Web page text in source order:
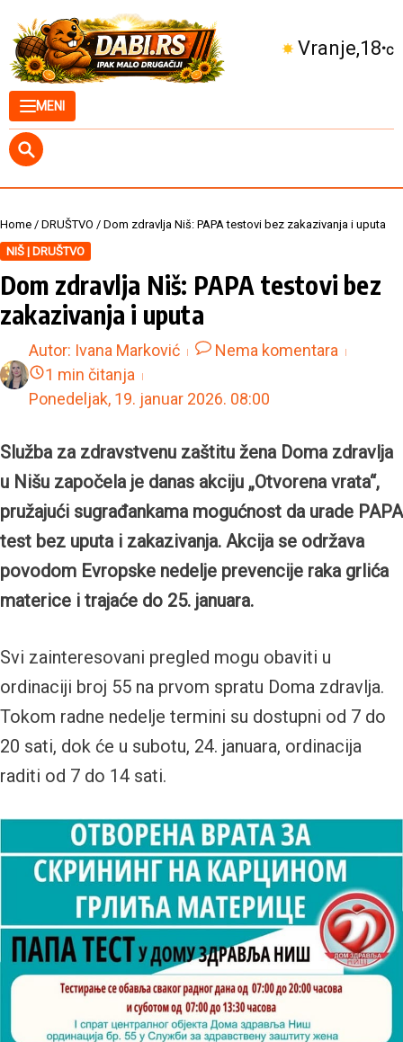
MENI
Kuršumlija 21°C
Home / DRUŠTVO / Dom zdravlja Niš: PAPA testovi bez zakazivanja i uputa
NIŠ | DRUŠTVO
Dom zdravlja Niš: PAPA testovi bez
zakazivanja i uputa
Autor: Ivana Marković
Nema komentara
1 min čitanja
Ponedeljak, 19. januar 2026. 08:00
Služba za zdravstvenu zaštitu žena Doma zdravlja
u Nišu započela je danas akciju „Otvorena vrata“,
pružajući sugrađankama mogućnost da urade PAPA
test bez uputa i zakazivanja. Akcija se održava
povodom Evropske nedelje prevencije raka grlića
materice i trajaće do 25. januara.
Svi zainteresovani pregled mogu obaviti u
ordinaciji broj 55 na prvom spratu Doma zdravlja.
Tokom radne nedelje termini su dostupni od 7 do
20 sati, dok će u subotu, 24. januara, ordinacija
raditi od 7 do 14 sati.